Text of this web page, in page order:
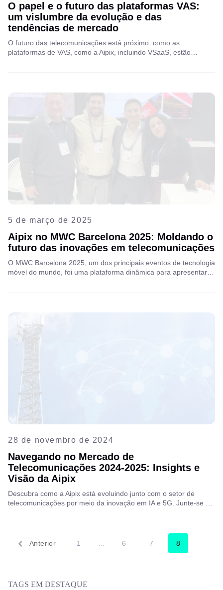
O papel e o futuro das plataformas VAS:
um vislumbre da evolução e das
tendências de mercado
O futuro das telecomunicações está próximo: como as
plataformas de VAS, como a Aipix, incluindo VSaaS, estão
5 de março de 2025
Aipix no MWC Barcelona 2025: Moldando o
futuro das inovações em telecomunicações
O MWC Barcelona 2025, um dos principais eventos de tecnologia
móvel do mundo, foi uma plataforma dinâmica para apresentar
28 de novembro de 2024
Navegando no Mercado de
Telecomunicações 2024-2025: Insights e
Visão da Aipix
Descubra como a Aipix está evoluindo junto com o setor de
telecomunicações por meio da inovação em IA e 5G. Junte-se a
Anterior
1 … 6 7 8
TAGS EM DESTAQUE